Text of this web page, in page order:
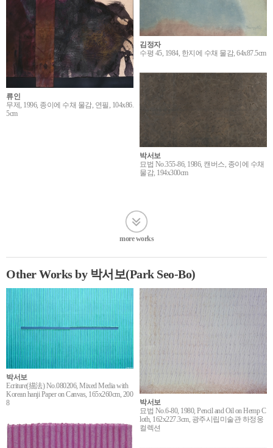
류인
무제, 1996, 종이에 수채 물감, 연필, 104x86.
5cm
김정자
수평 45, 1984, 한지에 수채 물감, 64x87.5cm
박서보
묘법 No.355-86, 1986, 캔버스, 종이에 수채
물감, 194x300cm
more works
Other Works by 박서보(Park Seo-Bo)
박서보
Ecriture(描法) No.080206, Mixed Media with
Korean hanji Paper on Canvas, 165x260cm, 200
8
박서보
묘법 No.6-80, 1980, Pencil and Oil on Hemp C
loth, 162x227.3cm, 광주시립미술관 하정웅
컬렉션